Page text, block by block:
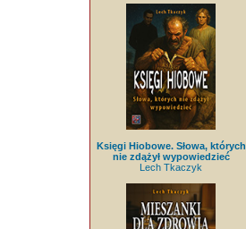
Księgi Hiobowe. Słowa, których
nie zdążył wypowiedzieć
Lech Tkaczyk